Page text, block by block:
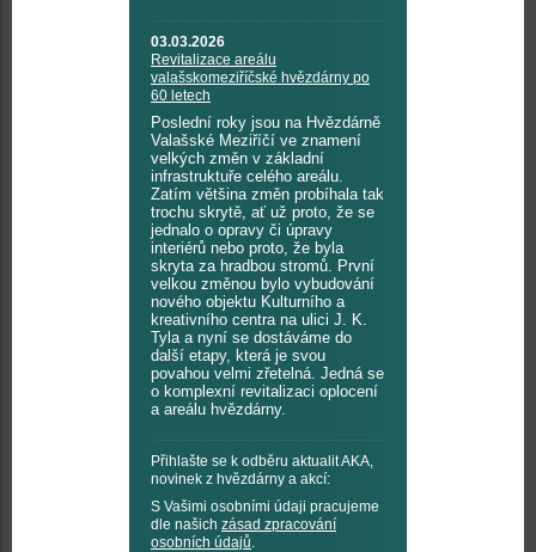
03.03.2026
Revitalizace areálu
valašskomeziříčské hvězdárny po
60 letech
Poslední roky jsou na Hvězdárně
Valašské Meziříčí ve znamení
velkých změn v základní
infrastruktuře celého areálu.
Zatím většina změn probíhala tak
trochu skrytě, ať už proto, že se
jednalo o opravy či úpravy
interiérů nebo proto, že byla
skryta za hradbou stromů. První
velkou změnou bylo vybudování
nového objektu Kulturního a
kreativního centra na ulici J. K.
Tyla a nyní se dostáváme do
další etapy, která je svou
povahou velmi zřetelná. Jedná se
o komplexní revitalizaci oplocení
a areálu hvězdárny.
Přihlašte se k odběru aktualit AKA,
novinek z hvězdárny a akcí:
S Vašimi osobními údaji pracujeme
dle našich zásad zpracování
osobních údajů.